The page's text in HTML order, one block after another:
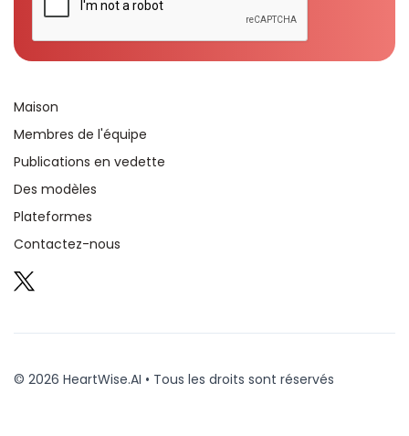
Maison
Membres de l'équipe
Publications en vedette
Des modèles
Plateformes
Contactez-nous
© 2026 HeartWise.AI • Tous les droits sont réservés